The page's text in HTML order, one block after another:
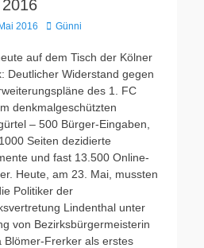
2016 AutorGünni
auf dem Tisch der Kölner
Deutlicher Widerstand gegen
des 1. FC
denkmalgeschützten
– 500 Bürger-Eingaben,
Seiten dezidierte
und fast 13.500 Online-
Heute, am 23. Mai, mussten
Politiker der
Lindenthal unter
von Bezirksbürgermeisterin
Blömer-Frerker als erstes